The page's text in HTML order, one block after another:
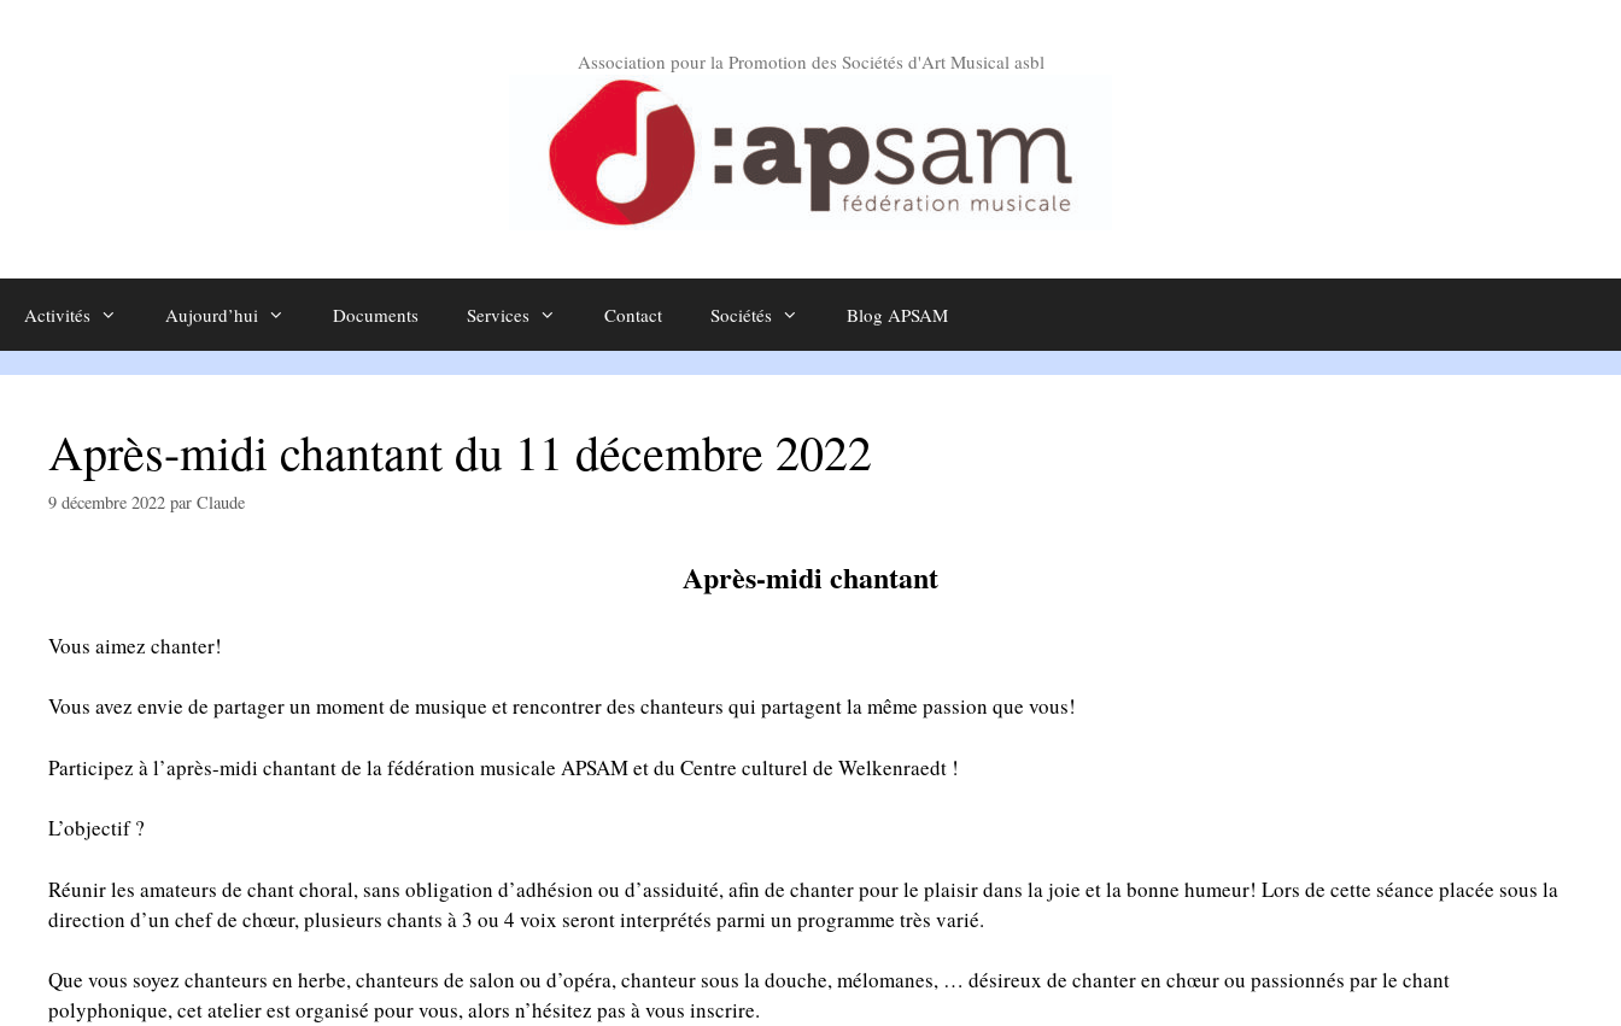
Association pour la Promotion des Sociétés d'Art Musical asbl
Activités Aujourd’hui Documents Services Contact Sociétés Blog APSAM
Après-midi chantant du 11 décembre 2022
9 décembre 2022 par Claude
Après-midi chantant
Vous aimez chanter!
Vous avez envie de partager un moment de musique et rencontrer des chanteurs qui partagent la même passion que vous!
Participez à l’après-midi chantant de la fédération musicale APSAM et du Centre culturel de Welkenraedt !
L’objectif ?
Réunir les amateurs de chant choral, sans obligation d’adhésion ou d’assiduité, afin de chanter pour le plaisir dans la joie et la bonne humeur! Lors de cette séance placée sous la
direction d’un chef de chœur, plusieurs chants à 3 ou 4 voix seront interprétés parmi un programme très varié.
Que vous soyez chanteurs en herbe, chanteurs de salon ou d’opéra, chanteur sous la douche, mélomanes, … désireux de chanter en chœur ou passionnés par le chant
polyphonique, cet atelier est organisé pour vous, alors n’hésitez pas à vous inscrire.